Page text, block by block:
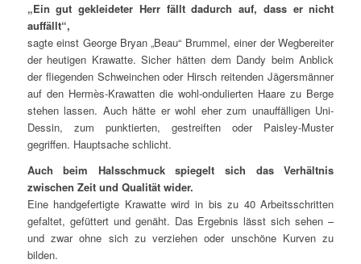
„Ein gut gekleideter Herr fällt dadurch auf, dass er nicht
auffällt“,
sagte einst George Bryan „Beau“ Brummel, einer der Wegbereiter
der heutigen Krawatte. Sicher hätten dem Dandy beim Anblick
der fliegenden Schweinchen oder Hirsch reitenden Jägersmänner
auf den Hermès-Krawatten die wohl-ondulierten Haare zu Berge
stehen lassen. Auch hätte er wohl eher zum unauffälligen Uni-
Dessin, zum punktierten, gestreiften oder Paisley-Muster
gegriffen. Hauptsache schlicht.
Auch beim Halsschmuck spiegelt sich das Verhältnis
zwischen Zeit und Qualität wider.
Eine handgefertigte Krawatte wird in bis zu 40 Arbeitsschritten
gefaltet, gefüttert und genäht. Das Ergebnis lässt sich sehen –
und zwar ohne sich zu verziehen oder unschöne Kurven zu
bilden.